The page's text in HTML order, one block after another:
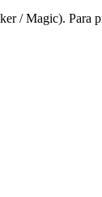
/ Magic). Para